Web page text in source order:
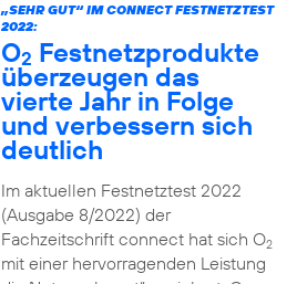
„SEHR GUT“ IM CONNECT FESTNETZTEST
2022:
O2 Festnetzprodukte
überzeugen das
vierte Jahr in Folge
und verbessern sich
deutlich
Im aktuellen Festnetztest 2022
(Ausgabe 8/2022) der
Fachzeitschrift connect hat sich O2
mit einer hervorragenden Leistung